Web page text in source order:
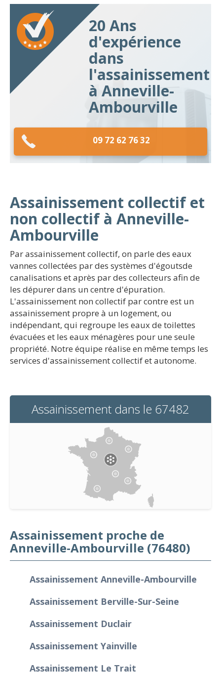
20 Ans
d'expérience
dans
l'assainissement
à Anneville-
Ambourville
09 72 62 76 32
Assainissement collectif et
non collectif à Anneville-
Ambourville
Par assainissement collectif, on parle des eaux
vannes collectées par des systèmes d'égoutsde
canalisations et après par des collecteurs afin de
les dépurer dans un centre d'épuration.
L'assainissement non collectif par contre est un
assainissement propre à un logement, ou
indépendant, qui regroupe les eaux de toilettes
évacuées et les eaux ménagères pour une seule
propriété. Notre équipe réalise en même temps les
services d'assainissement collectif et autonome.
Assainissement dans le 67482
Assainissement proche de
Anneville-Ambourville (76480)
Assainissement Anneville-Ambourville
Assainissement Berville-Sur-Seine
Assainissement Duclair
Assainissement Yainville
Assainissement Le Trait